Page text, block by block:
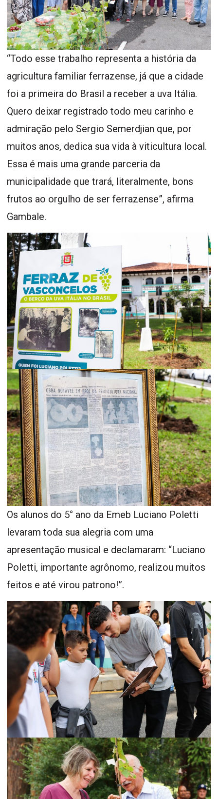
“Todo esse trabalho representa a história da
agricultura familiar ferrazense, já que a cidade
foi a primeira do Brasil a receber a uva Itália.
Quero deixar registrado todo meu carinho e
admiração pelo Sergio Semerdjian que, por
muitos anos, dedica sua vida à viticultura local.
Essa é mais uma grande parceria da
municipalidade que trará, literalmente, bons
frutos ao orgulho de ser ferrazense”, afirma
Gambale.
Os alunos do 5° ano da Emeb Luciano Poletti
levaram toda sua alegria com uma
apresentação musical e declamaram: “Luciano
Poletti, importante agrônomo, realizou muitos
feitos e até virou patrono!”.